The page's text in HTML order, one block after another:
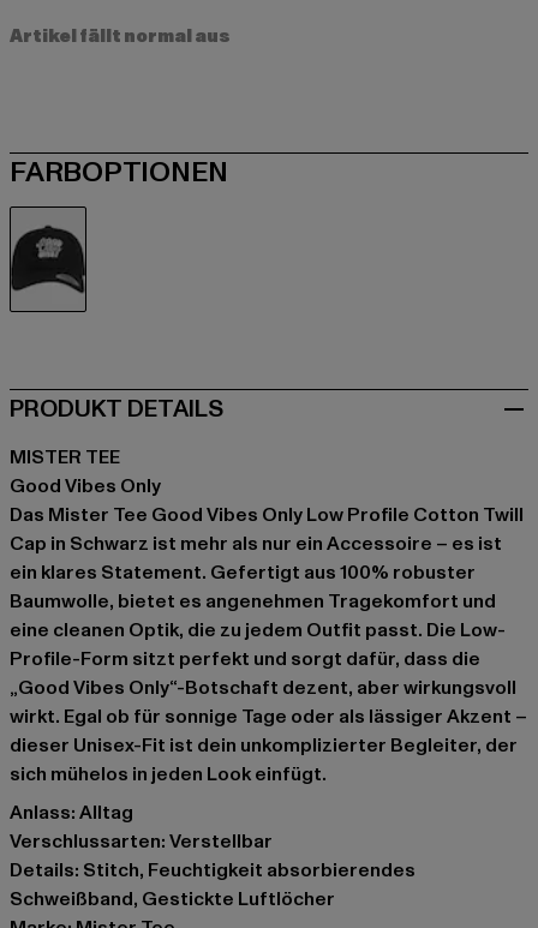
Artikel fällt normal aus
FARBOPTIONEN
PRODUKT DETAILS
MISTER TEE
Good Vibes Only
Das Mister Tee Good Vibes Only Low Profile Cotton Twill
Cap in Schwarz ist mehr als nur ein Accessoire – es ist
ein klares Statement. Gefertigt aus 100% robuster
Baumwolle, bietet es angenehmen Tragekomfort und
eine cleanen Optik, die zu jedem Outfit passt. Die Low-
Profile-Form sitzt perfekt und sorgt dafür, dass die
„Good Vibes Only“-Botschaft dezent, aber wirkungsvoll
wirkt. Egal ob für sonnige Tage oder als lässiger Akzent –
dieser Unisex-Fit ist dein unkomplizierter Begleiter, der
sich mühelos in jeden Look einfügt.
Anlass: Alltag
Verschlussarten: Verstellbar
Details: Stitch, Feuchtigkeit absorbierendes
Schweißband, Gestickte Luftlöcher